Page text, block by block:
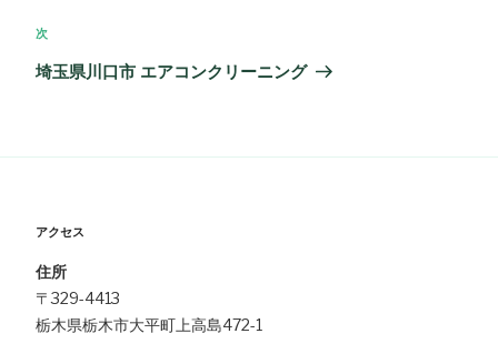
ゲ
ー
稿
次
投
次
埼玉県川口市 エアコンクリーニング
アクセス
住所
〒329-4413
栃木県栃木市大平町上高島472-1